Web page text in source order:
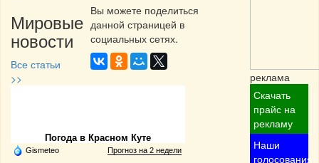
Мировые
новости
Все статьи
>>
Погода в Красном Куте
Gismeteo Прогноз на 2 недели
Вы можете поделиться
данной страницей в
социальных сетях.
реклама
Скачать
прайс на
рекламу
Наши
голосования